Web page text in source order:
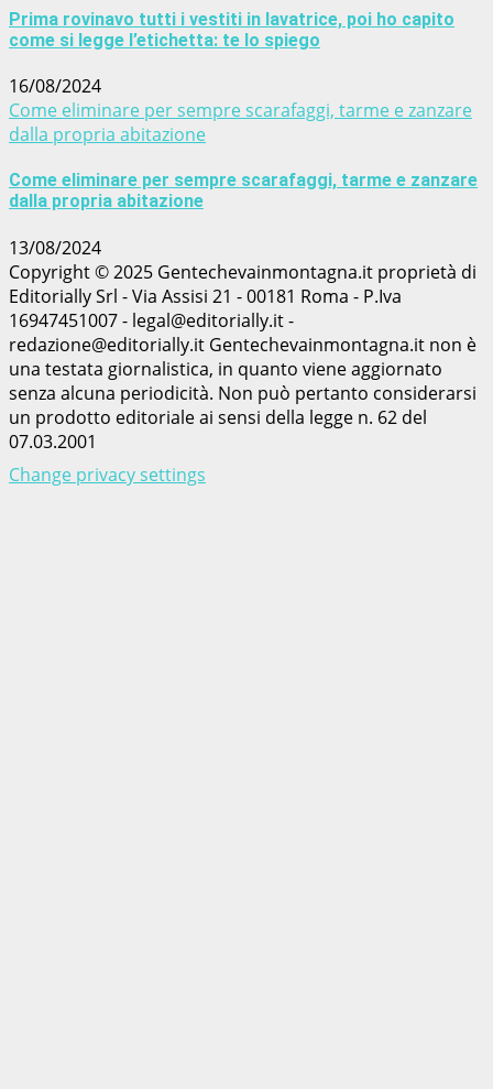
Prima rovinavo tutti i vestiti in lavatrice, poi ho capito
come si legge l’etichetta: te lo spiego
16/08/2024
Come eliminare per sempre scarafaggi, tarme e zanzare
dalla propria abitazione
Come eliminare per sempre scarafaggi, tarme e zanzare
dalla propria abitazione
13/08/2024
Copyright © 2025 Gentechevainmontagna.it proprietà di
Editorially Srl - Via Assisi 21 - 00181 Roma - P.Iva
16947451007 - legal@editorially.it -
redazione@editorially.it Gentechevainmontagna.it non è
una testata giornalistica, in quanto viene aggiornato
senza alcuna periodicità. Non può pertanto considerarsi
un prodotto editoriale ai sensi della legge n. 62 del
07.03.2001
Change privacy settings